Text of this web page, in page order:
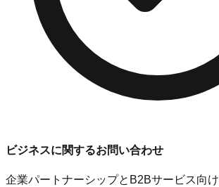
ビジネスに関するお問い合わせ
企業パートナーシップとB2Bサービス向け